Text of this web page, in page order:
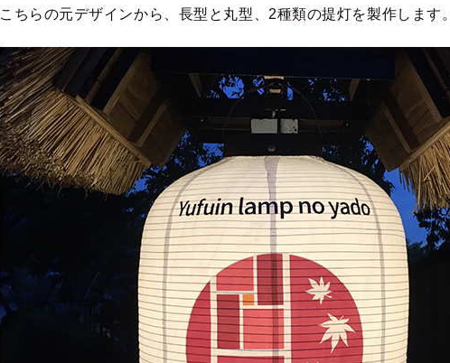
こちらの元デザインから、長型と丸型、2種類の提灯を製作します。